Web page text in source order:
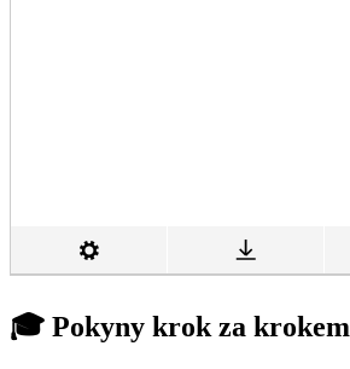
🎓 Pokyny krok za krokem